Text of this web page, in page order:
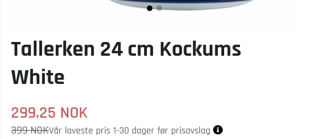
Tallerken 24 cm Kockums
White
299.25 NOK
399 NOKVår laveste pris 1-30 dager før prisavslag